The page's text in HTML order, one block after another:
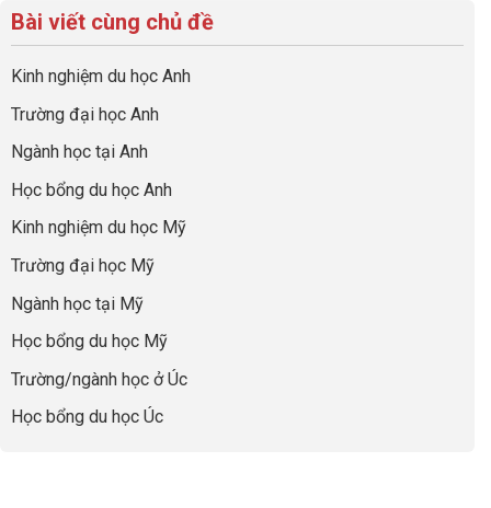
sự
nghiệp
hiệu
quả
của
cha
thông
hồ
sơ
du
học
“Dày
hoạt
động
nhưng
thiếu
năng
lực”
Việc
Biến
Đoạn
Visa
“Bước
Vàng”
Cất
Cánh
luận
ở
Hiểu
đúng
nghề
và
ngành:
quyết
không
giờ
chọn
sự
Bài viết cùng chủ đề
Kinh nghiệm du học Anh
Trường đại học Anh
Ngành học tại Anh
Học bổng du học Anh
Kinh nghiệm du học Mỹ
Trường đại học Mỹ
Ngành học tại Mỹ
Học bổng du học Mỹ
Trường/ngành học ở Úc
Học bổng du học Úc